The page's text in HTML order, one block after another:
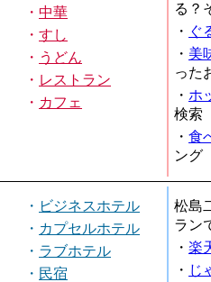
・ 中華
・ すし
・ うどん
・ レストラン
・ カフェ
る？
・ ぐ
・ 美
った
・ ホ
検索
・ 食
ング
・ ビジネスホテル
・ カプセルホテル
・ ラブホテル
・ 民宿
松島
ラン
・ 楽
・ じ